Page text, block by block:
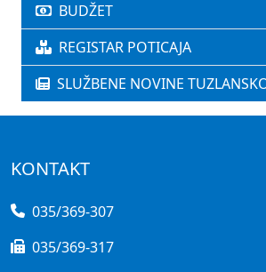
BUDŽET
REGISTAR POTICAJA
SLUŽBENE NOVINE
KONTAKT
035/369-307
035/369-317